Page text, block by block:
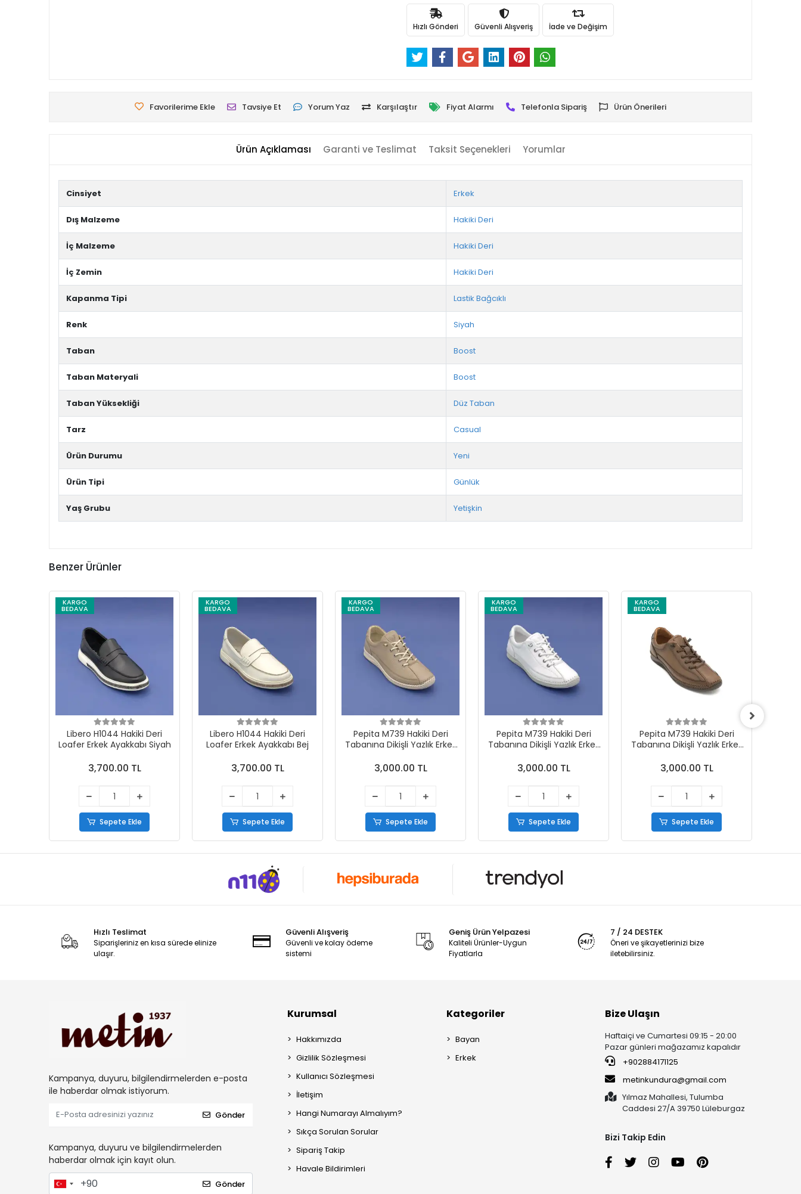
Hızlı Gönderi Güvenli Alışveriş İade ve Değişim
Favorilerime Ekle Tavsiye Et Yorum Yaz Karşılaştır Fiyat Alarmı Telefonla Sipariş Ürün Önerileri
Ürün Açıklaması Garanti ve Teslimat Taksit Seçenekleri Yorumlar
Cinsiyet Erkek
Dış Malzeme Hakiki Deri
İç Malzeme Hakiki Deri
İç Zemin Hakiki Deri
Kapanma Tipi Lastik Bağcıklı
Renk Siyah
Taban Boost
Taban Materyali Boost
Taban Yüksekliği Düz Taban
Tarz Casual
Ürün Durumu Yeni
Ürün Tipi Günlük
Yaş Grubu Yetişkin
Benzer Ürünler
KARGO
BEDAVA
Libero H1044 Hakiki Deri
Loafer Erkek Ayakkabı Siyah
3,700.00 TL
Sepete Ekle
KARGO
BEDAVA
Libero H1044 Hakiki Deri
Loafer Erkek Ayakkabı Bej
3,700.00 TL
Sepete Ekle
KARGO
BEDAVA
Pepita M739 Hakiki Deri
Tabanına Dikişli Yazlık Erkek
3,000.00 TL
Sepete Ekle
KARGO
BEDAVA
Pepita M739 Hakiki Deri
Tabanına Dikişli Yazlık Erkek
3,000.00 TL
Sepete Ekle
KARGO
BEDAVA
Pepita M739 Hakiki Deri
Tabanına Dikişli Yazlık Erkek
3,000.00 TL
Sepete Ekle
Hızlı Teslimat
Siparişleriniz en kısa sürede elinize
ulaşır.
Güvenli Alışveriş
Güvenli ve kolay ödeme
sistemi
Geniş Ürün Yelpazesi
Kaliteli Ürünler-Uygun
Fiyatlarla
7 / 24 DESTEK
Öneri ve şikayetlerinizi bize
iletebilirsiniz.
Kampanya, duyuru, bilgilendirmelerden e-posta
ile haberdar olmak istiyorum.
Gönder
Kampanya, duyuru ve bilgilendirmelerden
haberdar olmak için kayıt olun.
Gönder
Kurumsal
Hakkımızda
Gizlilik Sözleşmesi
Kullanıcı Sözleşmesi
İletişim
Hangi Numarayı Almalıyım?
Sıkça Sorulan Sorular
Sipariş Takip
Havale Bildirimleri
Kategoriler
Bayan
Erkek
Bize Ulaşın
Haftaiçi ve Cumartesi 09:15 - 20:00
Pazar günleri mağazamız kapalıdır
+902884171125
metinkundura@gmail.com
Yılmaz Mahallesi, Tulumba
Caddesi 27/A 39750 Lüleburgaz
Bizi Takip Edin